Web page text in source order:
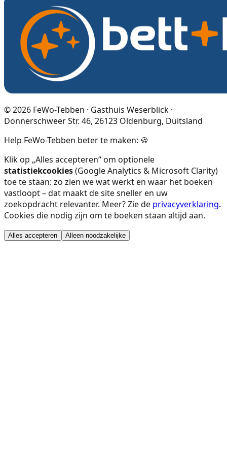
©2026 FeWo-Tebben · Gasthuis Weserblick ·
Donnerschweer Str. 46, 26123 Oldenburg, Duitsland
Help FeWo-Tebben beter te maken: 🍪
Klik op „Alles accepteren“ om optionele
statistiekcookies(Google Analytics & Microsoft Clarity)
toe te staan: zo zien we wat werkt en waar het boeken
vastloopt – dat maakt de site sneller en uw
zoekopdracht relevanter. Meer? Zie de privacyverklaring.
Cookies die nodig zijn om te boeken staan altijd aan.
Alles accepteren Alleen noodzakelijke